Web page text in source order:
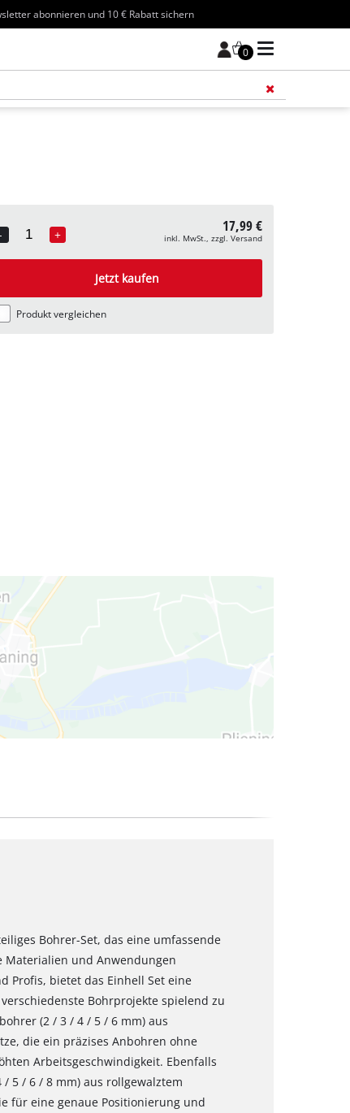
abonnieren und 10 € Rabatt sichern
0
Quantity
+ 17,99 €
inkl. MwSt., zzgl. Versand
Jetzt kaufen
Produkt vergleichen
Bohrer-Set, das eine umfassende
Materialien und Anwendungen
Profis, bietet das Einhell Set eine
Bohrprojekte spielend zu
(2 / 3 / 4 / 5 / 6 mm) aus
die ein präzises Anbohren ohne
Arbeitsgeschwindigkeit. Ebenfalls
5 / 6 / 8 mm) aus rollgewalztem
für eine genaue Positionierung und